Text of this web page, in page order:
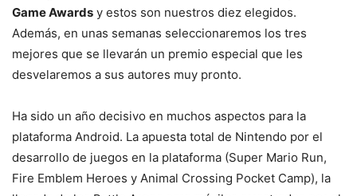
Game Awards y estos son nuestros diez elegidos.
Además, en unas semanas seleccionaremos los tres
mejores que se llevarán un premio especial que les
desvelaremos a sus autores muy pronto.
Ha sido un año decisivo en muchos aspectos para la
plataforma Android. La apuesta total de Nintendo por el
desarrollo de juegos en la plataforma (Super Mario Run,
Fire Emblem Heroes y Animal Crossing Pocket Camp), la